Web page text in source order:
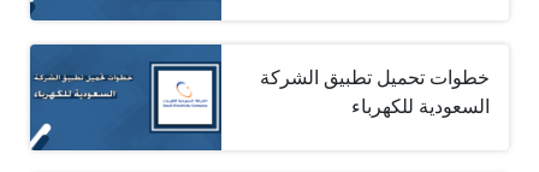
خطوات تحميل تطبيق الشركة
السعودية للكهرباء